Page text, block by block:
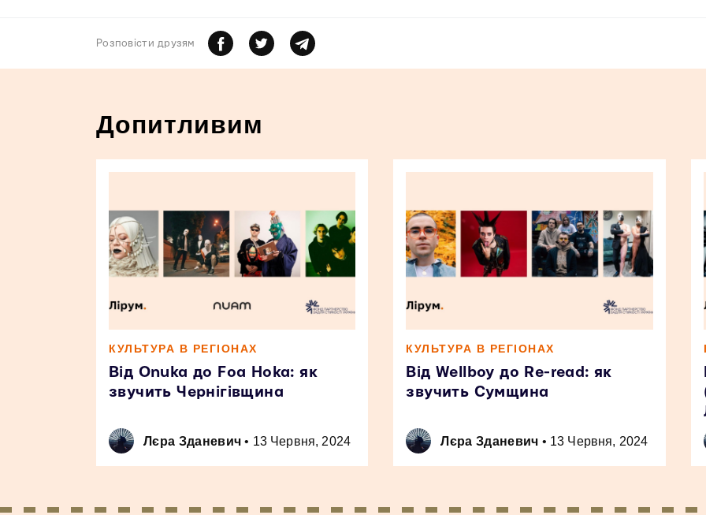
Розповiсти друзям
Допитливим
КУЛЬТУРА В РЕГІОНАХ
Від Onuka до Foa Hoka: як
звучить Чернігівщина
Лєра Зданевич • 13 Червня, 2024
КУЛЬТУРА В РЕГІОНАХ
Від Wellboy до Re-read: як
звучить Сумщина
Лєра Зданевич • 13 Червня, 2024